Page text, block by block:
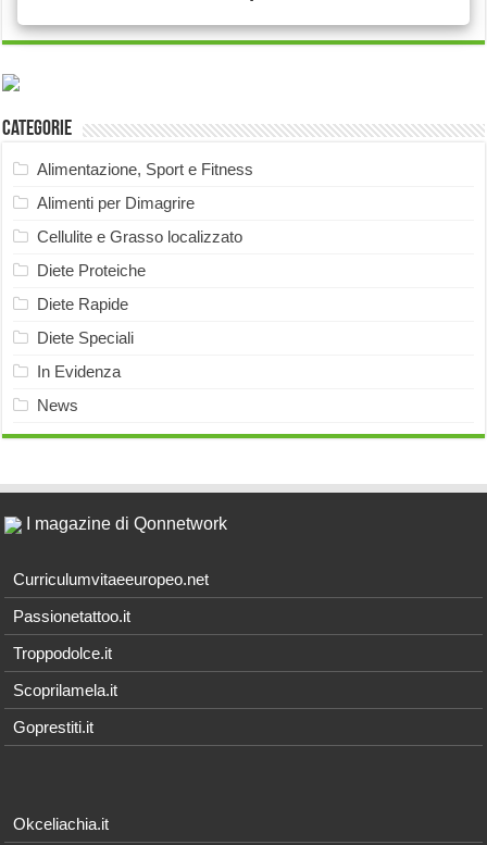
Categorie
Alimentazione, Sport e Fitness
Alimenti per Dimagrire
Cellulite e Grasso localizzato
Diete Proteiche
Diete Rapide
Diete Speciali
In Evidenza
News
I magazine di Qonnetwork
Curriculumvitaeeuropeo.net
Passionetattoo.it
Troppodolce.it
Scoprilamela.it
Goprestiti.it
Okceliachia.it